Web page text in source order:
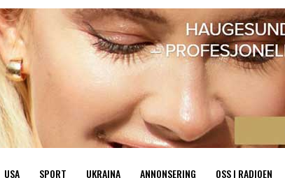
USA SPORT UKRAINA ANNONSERING OSS I RADIOEN